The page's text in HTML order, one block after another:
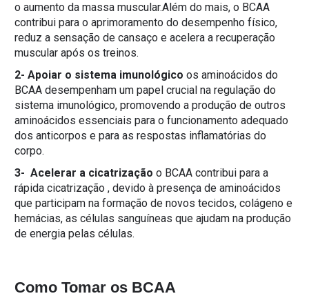
o aumento da massa muscular.Além do mais, o BCAA
contribui para o aprimoramento do desempenho físico,
reduz a sensação de cansaço e acelera a recuperação
muscular após os treinos.
2- Apoiar o sistema imunológico os aminoácidos do
BCAA desempenham um papel crucial na regulação do
sistema imunológico, promovendo a produção de outros
aminoácidos essenciais para o funcionamento adequado
dos anticorpos e para as respostas inflamatórias do
corpo.
3- Acelerar a cicatrização o BCAA contribui para a
rápida cicatrização , devido à presença de aminoácidos
que participam na formação de novos tecidos, colágeno e
hemácias, as células sanguíneas que ajudam na produção
de energia pelas células.
Como Tomar os BCAA